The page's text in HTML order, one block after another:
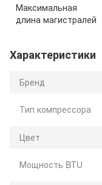
Максимальная
длина магистралей
Характеристики
Бренд
Тип компрессора
Цвет
Мощность BTU